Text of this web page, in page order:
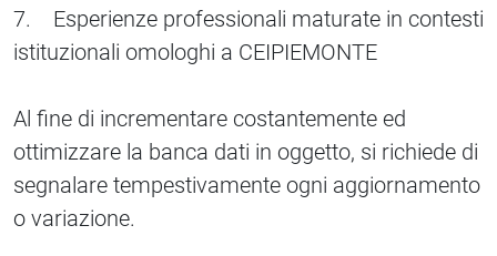
7. Esperienze professionali maturate in contesti
istituzionali omologhi a CEIPIEMONTE
Al fine di incrementare costantemente ed
ottimizzare la banca dati in oggetto, si richiede di
segnalare tempestivamente ogni aggiornamento
o variazione.